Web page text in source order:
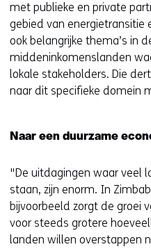
met publieke en private
gebied van energietransitie
ook belangrijke thema’s in
middeninkomenslanden
lokale stakeholders. Die
naar dit specifieke domein
Naar een duurzame
"De uitdagingen waar veel
staan, zijn enorm. In
bijvoorbeeld zorgt de groei
voor steeds grotere
landen willen overstappen